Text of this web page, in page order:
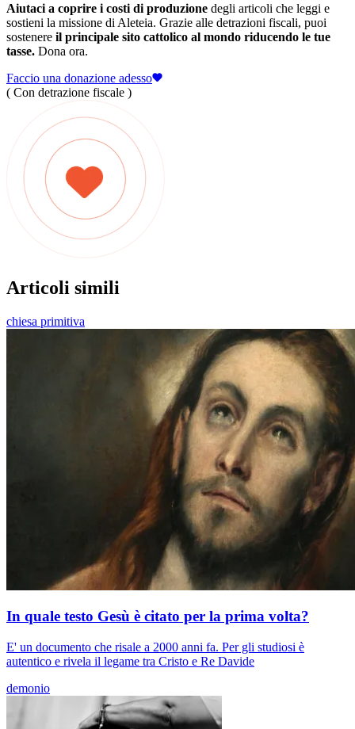
Aiutaci a coprire i costi di produzione degli articoli che leggi e
sostieni la missione di Aleteia. Grazie alle detrazioni fiscali, puoi
sostenere il principale sito cattolico al mondo riducendo le tue
tasse. Dona ora.
Faccio una donazione adesso
( Con detrazione fiscale )
Articoli simili
chiesa primitiva
In quale testo Gesù è citato per la prima volta?
E' un documento che risale a 2000 anni fa. Per gli studiosi è
autentico e rivela il legame tra Cristo e Re Davide
demonio